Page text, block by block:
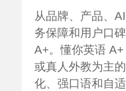
从品牌、产品、
务保障和用户口
A+。懂你英语
或真人外教为主
化、强口语和自